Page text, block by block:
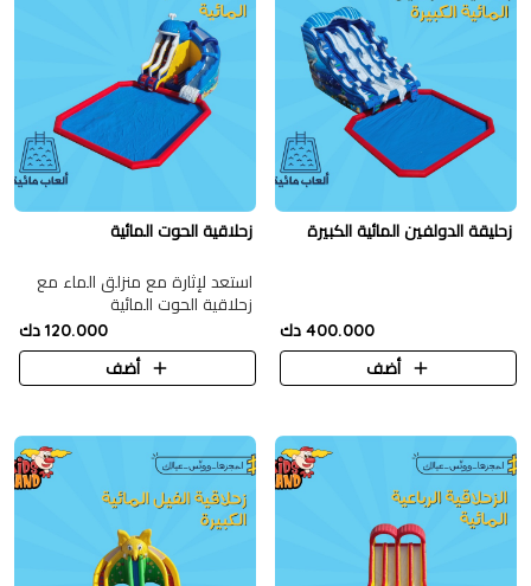
زحليقة الدولفين المائية الكبيرة
400.000 دك
أضف
زحلاقية الحوت المائية
استعد لإثارة مع منزلق الماء مع
زحلاقية الحوت المائية
120.000 دك
أضف